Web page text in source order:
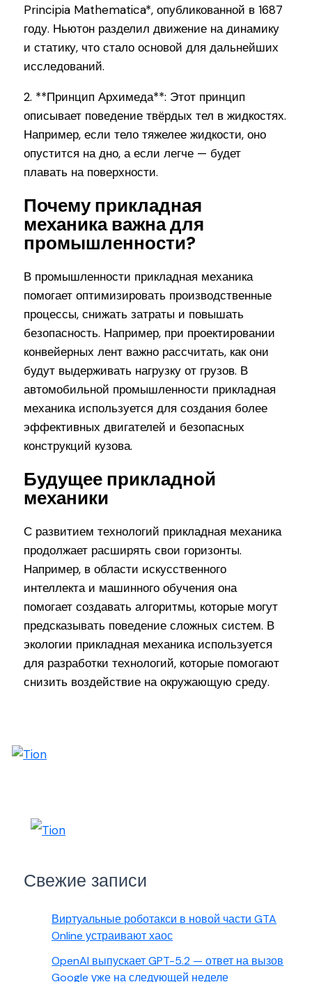
Principia Mathematica*, опубликованной в 1687
году. Ньютон разделил движение на динамику
и статику, что стало основой для дальнейших
исследований.
2. **Принцип Архимеда**: Этот принцип
описывает поведение твёрдых тел в жидкостях.
Например, если тело тяжелее жидкости, оно
опустится на дно, а если легче — будет
плавать на поверхности.
Почему прикладная
механика важна для
промышленности?
В промышленности прикладная механика
помогает оптимизировать производственные
процессы, снижать затраты и повышать
безопасность. Например, при проектировании
конвейерных лент важно рассчитать, как они
будут выдерживать нагрузку от грузов. В
автомобильной промышленности прикладная
механика используется для создания более
эффективных двигателей и безопасных
конструкций кузова.
Будущее прикладной
механики
С развитием технологий прикладная механика
продолжает расширять свои горизонты.
Например, в области искусственного
интеллекта и машинного обучения она
помогает создавать алгоритмы, которые могут
предсказывать поведение сложных систем. В
экологии прикладная механика используется
для разработки технологий, которые помогают
снизить воздействие на окружающую среду.
Свежие записи
Виртуальные роботакси в новой части GTA
Online устраивают хаос
OpenAI выпускает GPT-5.2 — ответ на вызов
Google уже на следующей неделе